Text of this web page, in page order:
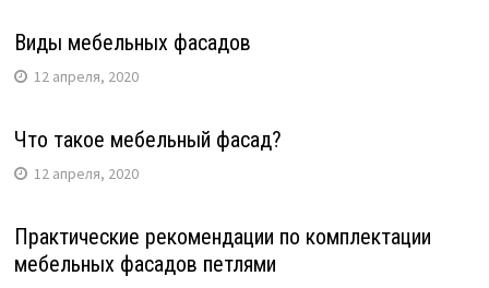
Виды мебельных фасадов
12 апреля, 2020
Что такое мебельный фасад?
12 апреля, 2020
Практические рекомендации по комплектации
мебельных фасадов петлями